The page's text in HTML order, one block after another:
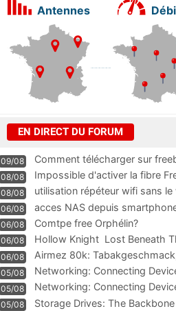
Antennes
EN DIRECT DU FORUM
09/08 Comment télécharger sur
08/08
Impossible d'activer la fibre
résiliation
08/08 utilisation répéteur wifi sans
06/08 acces NAS depuis
06/08 Comtpe free Orphélin?
06/08 Hollow Knight  Lost Beneath
06/08
Airmez 80k:
Technologie und Leistung im
05/08 Networking: Connecting
05/08
Networking: Connecting
Information
05/08
Storage Drives: The